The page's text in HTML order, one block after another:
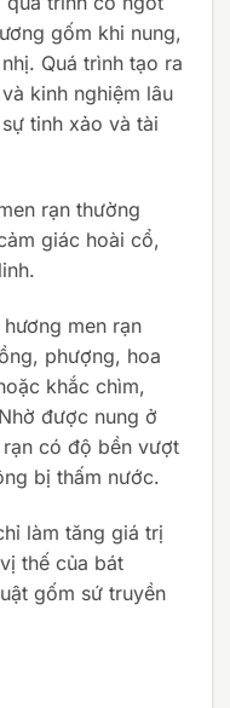
gốm khi nung,
Quá trình tạo ra
kinh nghiệm lâu
tinh xảo và tài
rạn thường
giác hoài cổ,
men rạn
phượng, hoa
khắc chìm,
được nung ở
có độ bền vượt
bị thấm nước.
làm tăng giá trị
thế của bát
gốm sứ truyền